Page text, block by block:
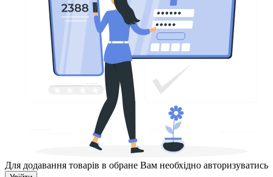
Для додавання товарів в обране Вам необхідно авторизуватись